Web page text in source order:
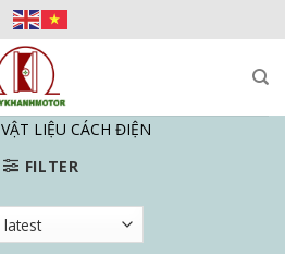
VẬT LIỆU CÁCH ĐIỆN
FILTER